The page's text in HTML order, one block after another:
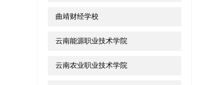
曲靖财经学校
云南能源职业技术学院
云南农业职业技术学院